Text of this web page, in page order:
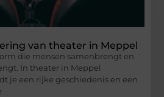
van theater in Meppel
die mensen samenbrengt en
In theater in Meppel
je een rijke geschiedenis en een